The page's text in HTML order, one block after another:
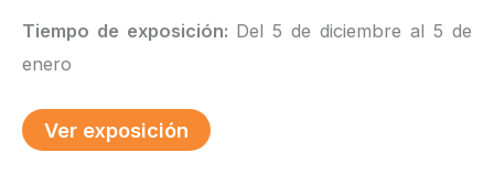
Tiempo de exposición: Del 5 de diciembre al 5 de
enero
Ver exposición